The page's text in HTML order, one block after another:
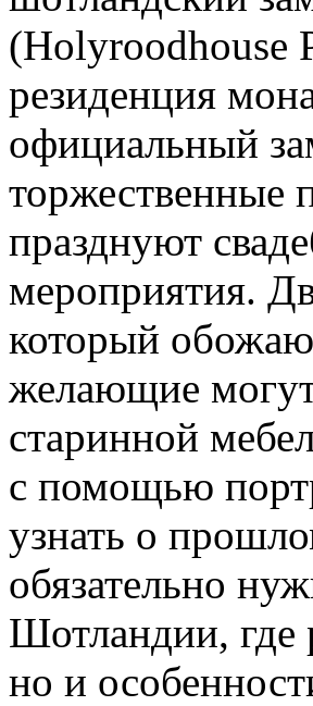
(Holyroodhouse
резиденция
официальный
торжественные
празднуют
мероприятия.
который
желающие могут
старинной
с помощью
узнать о
обязательно
Шотландии, где
но и